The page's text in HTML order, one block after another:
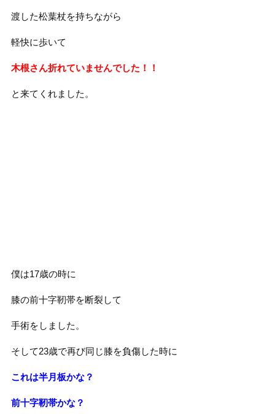
渡した松葉杖を持ちながら
軽快に歩いて
木根さん折れていませんでした！！
と来てくれました。
僕は17歳の時に
膝の前十字靭帯を断裂して
手術をしました。
そして23歳で再び同じ膝を負傷した時に
これは半月板かな？
前十字靭帯かな？